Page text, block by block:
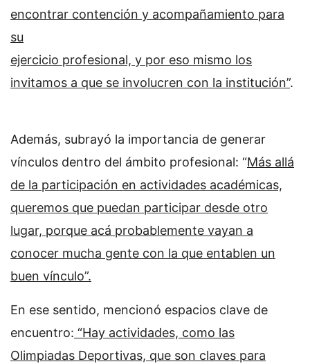
encontrar contención y acompañamiento para
su
ejercicio profesional, y por eso mismo los
invitamos a que se involucren con la institución”.
Además, subrayó la importancia de generar
vínculos dentro del ámbito profesional: “Más allá
de la participación en actividades académicas,
queremos que puedan participar desde otro
lugar, porque acá probablemente vayan a
conocer mucha gente con la que entablen un
buen vínculo”.
En ese sentido, mencionó espacios clave de
encuentro: “Hay actividades, como las
Olimpiadas Deportivas, que son claves para